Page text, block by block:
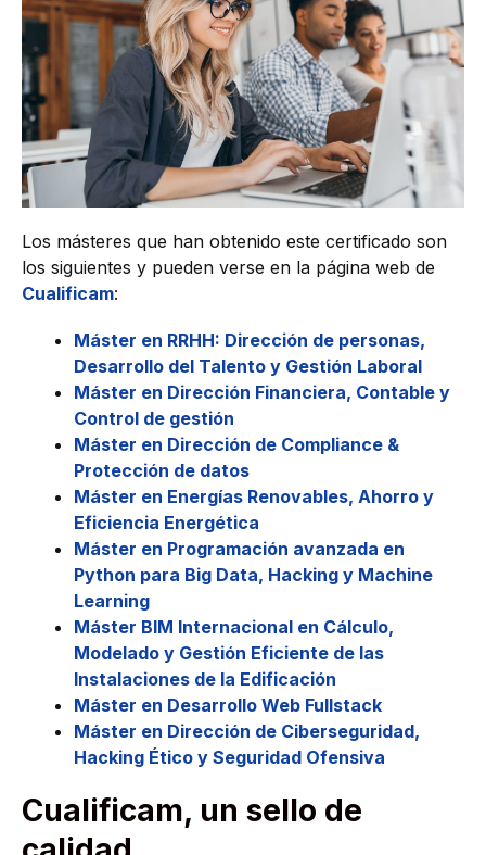
Los másteres que han obtenido este certificado son
los siguientes y pueden verse en la página web de
Cualificam:
Máster en RRHH: Dirección de personas,
Desarrollo del Talento y Gestión Laboral
Máster en Dirección Financiera, Contable y
Control de gestión
Máster en Dirección de Compliance &
Protección de datos
Máster en Energías Renovables, Ahorro y
Eficiencia Energética
Máster en Programación avanzada en
Python para Big Data, Hacking y Machine
Learning
Máster BIM Internacional en Cálculo,
Modelado y Gestión Eficiente de las
Instalaciones de la Edificación
Máster en Desarrollo Web Fullstack
Máster en Dirección de Ciberseguridad,
Hacking Ético y Seguridad Ofensiva
Cualificam, un sello de